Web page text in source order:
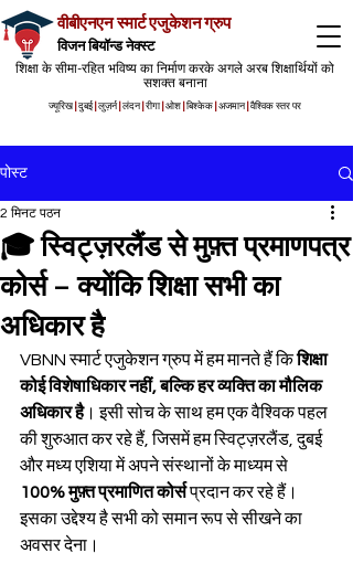
वीबीएनएन स्मार्ट एजुकेशन ग्रुप
विजन बियॉन्ड नेक्स्ट
शिक्षा के सीमा-रहित भविष्य का निर्माण करके अगले अरब शिक्षार्थियों को
सशक्त बनाना
ज्यूरिख दुबई लुज़र्न लंदन रीगा ओश बिश्केक अजमान वैश्विक स्तर पर
पोस्ट
🎓 स्विट्ज़रलैंड से मुफ़्त प्रमाणपत्र
कोर्स – क्योंकि शिक्षा सभी का
अधिकार है
2 मिनट पठन
VBNN स्मार्ट एजुकेशन ग्रुप में हम मानते हैं कि शिक्षा
कोई विशेषाधिकार नहीं, बल्कि हर व्यक्ति का मौलिक
अधिकार है। इसी सोच के साथ हम एक वैश्विक पहल
की शुरुआत कर रहे हैं, जिसमें हम स्विट्ज़रलैंड, दुबई
और मध्य एशिया में अपने संस्थानों के माध्यम से
100% मुफ़्त प्रमाणित कोर्स प्रदान कर रहे हैं।
इसका उद्देश्य है सभी को समान रूप से सीखने का
अवसर देना।